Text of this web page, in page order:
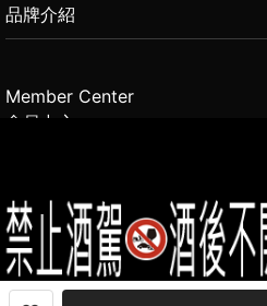
品牌介紹
Member Center
會員中心
2021思橙國際有限公司 版權所有 禁止轉貼